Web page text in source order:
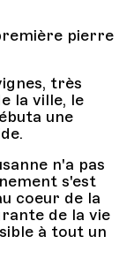
pierre
très
la ville, le
une
n'a pas
s'est
coeur de la
de la vie
à tout un